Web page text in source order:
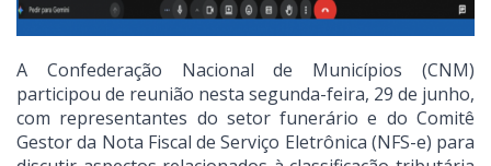
A Confederação Nacional de Municípios (CNM)
participou de reunião nesta segunda-feira, 29 de junho,
com representantes do setor funerário e do Comitê
Gestor da Nota Fiscal de Serviço Eletrônica (NFS-e) para